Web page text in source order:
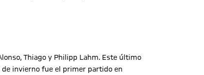
Thiago y Philipp Lahm. Este último
de invierno fue el primer partido en